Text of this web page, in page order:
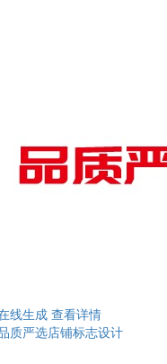
线生成 查看详情
质严选店铺标志设计